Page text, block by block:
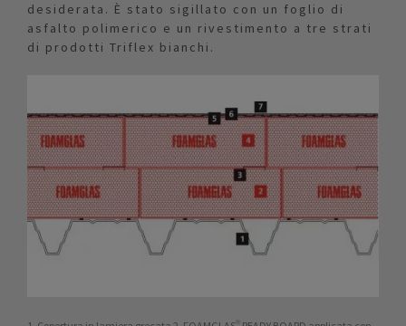
desiderata. È stato sigillato con un foglio di
asfalto polimerico e un rivestimento a tre strati
di prodotti Triflex bianchi.